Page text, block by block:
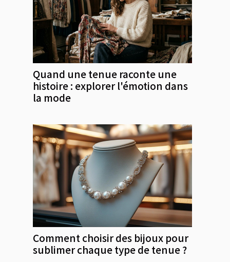
Quand une tenue raconte une
histoire : explorer l'émotion dans
la mode
Comment choisir des bijoux pour
sublimer chaque type de tenue ?